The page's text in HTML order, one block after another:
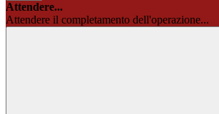
Attendere...
Attendere il completamento dell'operazione...